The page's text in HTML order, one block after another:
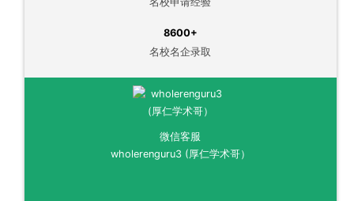
8600+
名校名企录取
微信客服
wholerenguru3 (厚仁学术哥）